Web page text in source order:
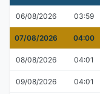
06/08/2026 03:59
07/08/2026 04:00
08/08/2026 04:01
09/08/2026 04:01